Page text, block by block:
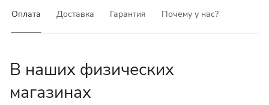
Оплата Доставка Гарантия Почему у нас?
В наших физических
магазинах